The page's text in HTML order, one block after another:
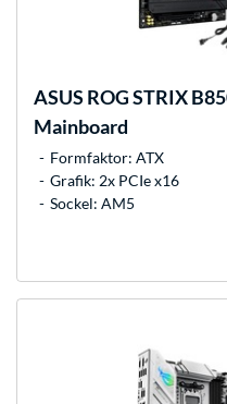
ASUS ROG STRIX
Mainboard
Formfaktor: ATX
Grafik: 2x PCIe x16
Sockel: AM5